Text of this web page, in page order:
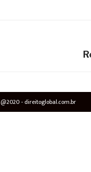
@2020 - direitoglobal.com.br